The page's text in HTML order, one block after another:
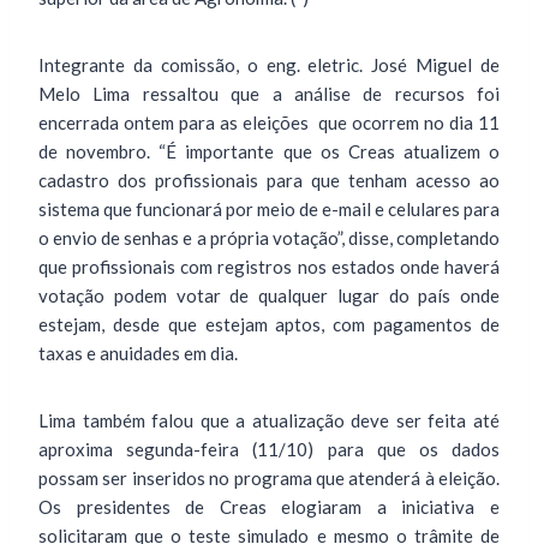
Integrante da comissão, o eng. eletric. José Miguel de
Melo Lima ressaltou que a análise de recursos foi
encerrada ontem para as eleições que ocorrem no dia 11
de novembro. “É importante que os Creas atualizem o
cadastro dos profissionais para que tenham acesso ao
sistema que funcionará por meio de e-mail e celulares para
o envio de senhas e a própria votação”, disse, completando
que profissionais com registros nos estados onde haverá
votação podem votar de qualquer lugar do país onde
estejam, desde que estejam aptos, com pagamentos de
taxas e anuidades em dia.
Lima também falou que a atualização deve ser feita até
aproxima segunda-feira (11/10) para que os dados
possam ser inseridos no programa que atenderá à eleição.
Os presidentes de Creas elogiaram a iniciativa e
solicitaram que o teste simulado e mesmo o trâmite de